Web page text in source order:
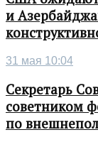
и
31 мая 10:04
Секретарь
советником
по